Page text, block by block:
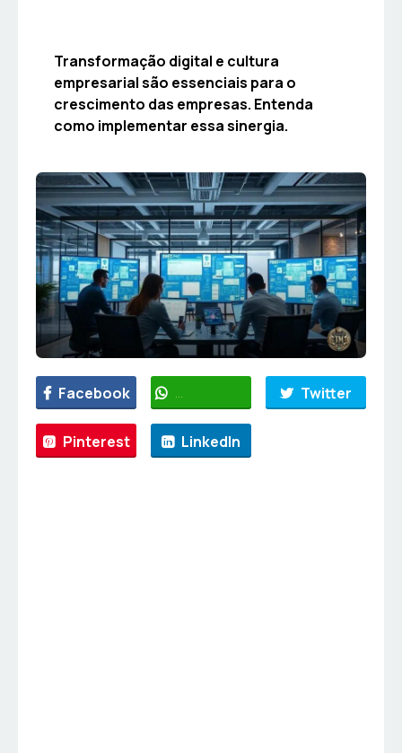
Transformação digital e cultura
empresarial são essenciais para o
crescimento das empresas. Entenda
como implementar essa sinergia.
Facebook WhatsApp Twitter
Pinterest LinkedIn